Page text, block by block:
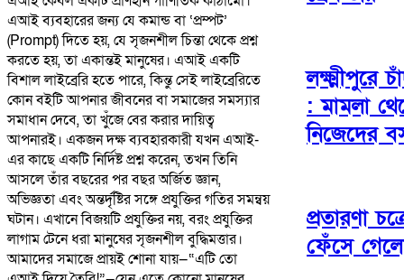
​এআই ব্যবহারের জন্য যে কমান্ড বা ‘প্রম্পট’
(Prompt) দিতে হয়, যে সৃজনশীল চিন্তা থেকে প্রশ্ন
করতে হয়, তা একান্তই মানুষের। এআই একটি
বিশাল লাইব্রেরি হতে পারে, কিন্তু সেই লাইব্রেরিতে
কোন বইটি আপনার জীবনের বা সমাজের সমস্যার
সমাধান দেবে, তা খুঁজে বের করার দায়িত্ব
আপনারই। একজন দক্ষ ব্যবহারকারী যখন এআই-
এর কাছে একটি নির্দিষ্ট প্রশ্ন করেন, তখন তিনি
আসলে তাঁর বছরের পর বছর অর্জিত জ্ঞান,
অভিজ্ঞতা এবং অন্তর্দৃষ্টির সঙ্গে প্রযুক্তির গতির সমন্বয়
ঘটান। এখানে বিজয়টি প্রযুক্তির নয়, বরং প্রযুক্তির
লাগাম টেনে ধরা মানুষের সৃজনশীল বুদ্ধিমত্তার।
​আমাদের সমাজে প্রায়ই শোনা যায়—“এটি তো
লক্ষ্মীপুরে
: মামলা
নিজেদের
প্রতারণা
ফেঁসে